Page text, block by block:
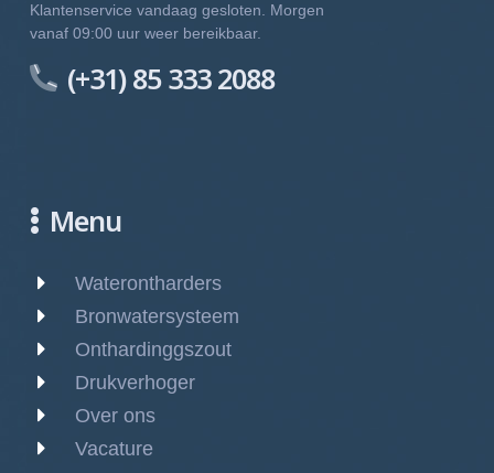
Klantenservice vandaag gesloten. Morgen
vanaf 09:00 uur weer bereikbaar.
(+31) 85 333 2088
Menu
Waterontharders
Bronwatersysteem
Onthardinggszout
Drukverhoger
Over ons
Vacature